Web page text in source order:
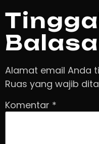
Alamat email Anda
Ruas yang wajib
Komentar *